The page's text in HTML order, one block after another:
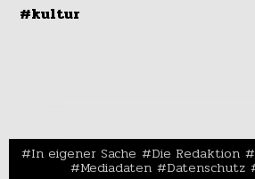
#kultur
In eigener Sache Die Redaktion
Mediadaten Datenschutz